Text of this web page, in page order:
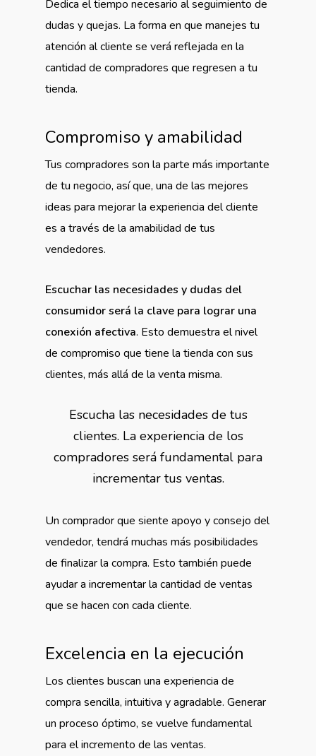
Dedica el tiempo necesario al seguimiento de
dudas y quejas. La forma en que manejes tu
atención al cliente se verá reflejada en la
cantidad de compradores que regresen a tu
tienda.
Compromiso y amabilidad
Tus compradores son la parte más importante
de tu negocio, así que, una de las mejores
ideas para mejorar la experiencia del cliente
es a través de la amabilidad de tus
vendedores.
Escuchar las necesidades y dudas del
consumidor será la clave para lograr una
conexión afectiva. Esto demuestra el nivel
de compromiso que tiene la tienda con sus
clientes, más allá de la venta misma.
Escucha las necesidades de tus
clientes. La experiencia de los
compradores será fundamental para
incrementar tus ventas.
Un comprador que siente apoyo y consejo del
vendedor, tendrá muchas más posibilidades
de finalizar la compra. Esto también puede
ayudar a incrementar la cantidad de ventas
que se hacen con cada cliente.
Excelencia en la ejecución
Los clientes buscan una experiencia de
compra sencilla, intuitiva y agradable. Generar
un proceso óptimo, se vuelve fundamental
para el incremento de las ventas.